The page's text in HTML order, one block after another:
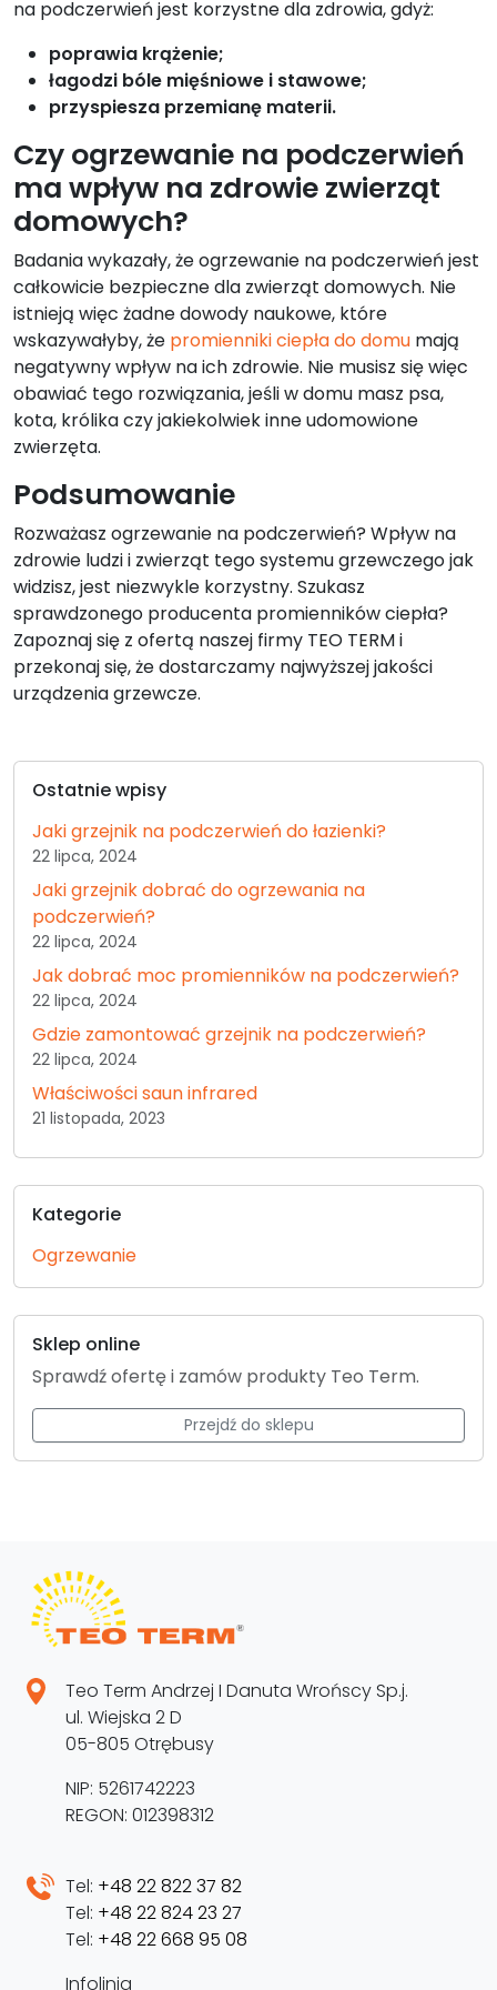
na podczerwień jest korzystne dla zdrowia, gdyż:
poprawia krążenie;
łagodzi bóle mięśniowe i stawowe;
przyspiesza przemianę materii.
Czy ogrzewanie na podczerwień
ma wpływ na zdrowie zwierząt
domowych?
Badania wykazały, że ogrzewanie na podczerwień jest
całkowicie bezpieczne dla zwierząt domowych. Nie
istnieją więc żadne dowody naukowe, które
wskazywałyby, że promienniki ciepła do domu mają
negatywny wpływ na ich zdrowie. Nie musisz się więc
obawiać tego rozwiązania, jeśli w domu masz psa,
kota, królika czy jakiekolwiek inne udomowione
zwierzęta.
Podsumowanie
Rozważasz ogrzewanie na podczerwień? Wpływ na
zdrowie ludzi i zwierząt tego systemu grzewczego jak
widzisz, jest niezwykle korzystny. Szukasz
sprawdzonego producenta promienników ciepła?
Zapoznaj się z ofertą naszej firmy TEO TERM i
przekonaj się, że dostarczamy najwyższej jakości
urządzenia grzewcze.
Ostatnie wpisy
Jaki grzejnik na podczerwień do łazienki?
22 lipca, 2024
Jaki grzejnik dobrać do ogrzewania na
podczerwień?
22 lipca, 2024
Jak dobrać moc promienników na podczerwień?
22 lipca, 2024
Gdzie zamontować grzejnik na podczerwień?
22 lipca, 2024
Właściwości saun infrared
21 listopada, 2023
Kategorie
Ogrzewanie
Sklep online
Sprawdź ofertę i zamów produkty Teo Term.
Przejdź do sklepu
Teo Term Andrzej I Danuta Wrońscy Sp.j.
ul. Wiejska 2 D
05-805 Otrębusy
NIP: 5261742223
REGON: 012398312
Tel: +48 22 822 37 82
Tel: +48 22 824 23 27
Tel: +48 22 668 95 08
Infolinia